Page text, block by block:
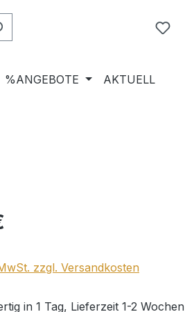
%ANGEBOTE AKTUELL
zzgl. Versandkosten
in 1 Tag, Lieferzeit 1-2 Wochen